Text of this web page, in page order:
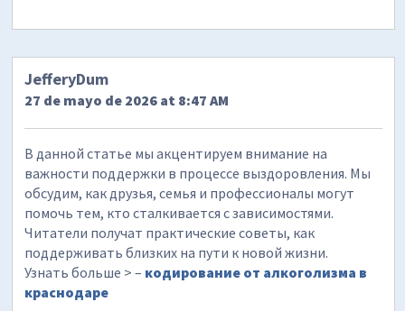
JefferyDum
27 de mayo de 2026 at 8:47 AM
В данной статье мы акцентируем внимание на
важности поддержки в процессе выздоровления. Мы
обсудим, как друзья, семья и профессионалы могут
помочь тем, кто сталкивается с зависимостями.
Читатели получат практические советы, как
поддерживать близких на пути к новой жизни.
Узнать больше > – кодирование от алкоголизма в
краснодаре